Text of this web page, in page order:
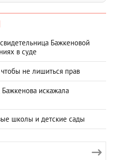
Бажкеновой
в суде
не лишиться прав
Бажкенова искажала
школы и детские сады